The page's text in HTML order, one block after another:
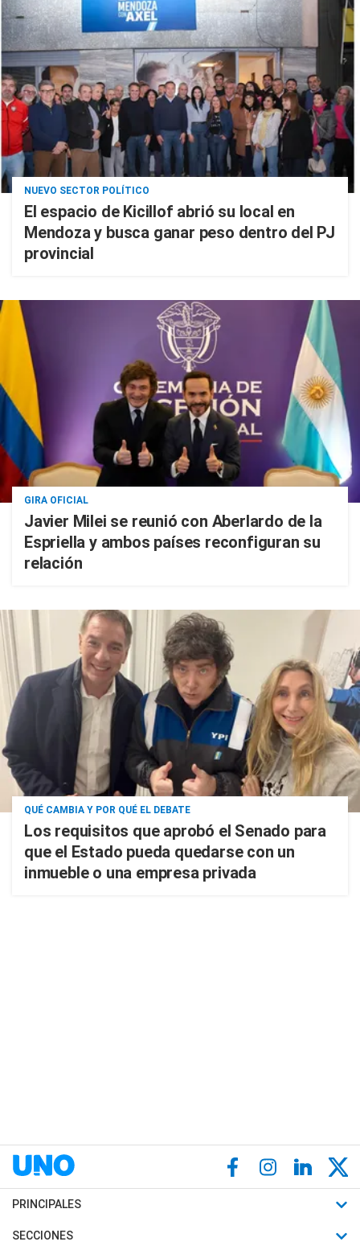
NUEVO SECTOR POLÍTICO
El espacio de Kicillof abrió su local en
Mendoza y busca ganar peso dentro del PJ
provincial
GIRA OFICIAL
Javier Milei se reunió con Aberlardo de la
Espriella y ambos países reconfiguran su
relación
QUÉ CAMBIA Y POR QUÉ EL DEBATE
Los requisitos que aprobó el Senado para
que el Estado pueda quedarse con un
inmueble o una empresa privada
PRINCIPALES
Últimas Noticias
SECCIONES